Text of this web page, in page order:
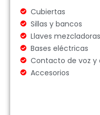
Cubiertas
Sillas y bancos
Llaves mezcladoras
Bases eléctricas
Contacto de voz y
Accesorios